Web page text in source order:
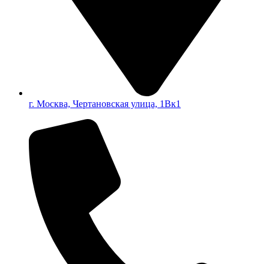
г. Москва, Чертановская улица, 1Вк1